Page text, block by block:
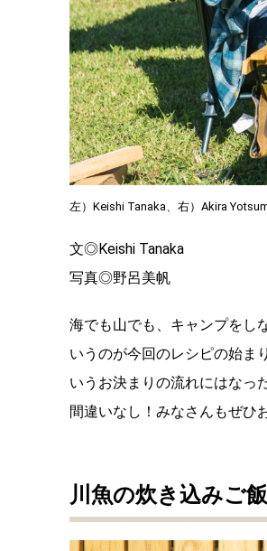
左）Keishi Tanaka、右）Akira
文◎Keishi Tanaka
写真◎野呂美帆
海でも山でも、キャンプをし
いうのが今回のレシピの始ま
いうお決まりの流れにはなっ
間違いなし！みなさんもぜひ
川魚の炊き込みご飯